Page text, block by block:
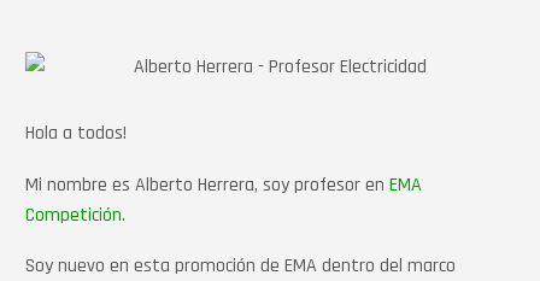
Hola a todos!
Mi nombre es Alberto Herrera, soy profesor en EMA
Competición.
Soy nuevo en esta promoción de EMA dentro del marco